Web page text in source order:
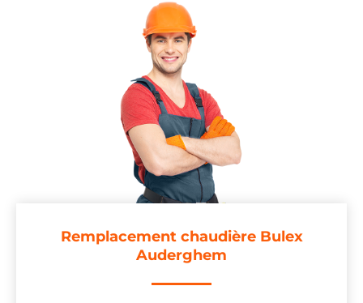
Remplacement chaudière Bulex
Auderghem